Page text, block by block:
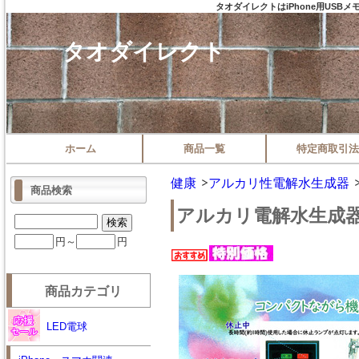
タオダイレクトはiPhone用USBメ
タオダイレクト
ホーム 商品一覧 特定商取引法
健康 アルカリ性電解水生成器
アルカリ電解水生成
商品検索
円～ 円
商品カテゴリ
LED電球